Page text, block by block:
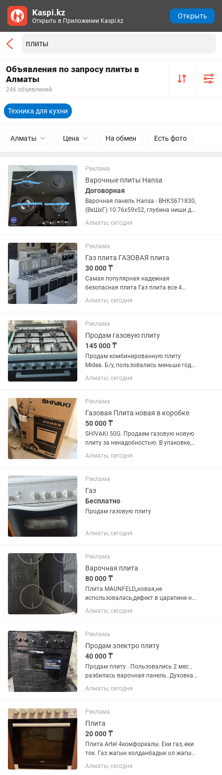
Объявления по запросу плиты в
Алматы
246 объявлений
Техника для кухни
Алматы Цена На обмен Есть фото
Реклама
Варочные плиты Hansa
Договорная
Варочная панель Hansa - BHKS671830,
(ВхШхГ) 10.76х59х52, глубина ниши для
встраивания 49 см, ширина 56 см, вес
Алматы, сегодня
Реклама
Газ плита ГАЗОВАЯ плита
30 000 ₸
Самая популярная надежная
безопасная плита Газ плита все 4
конфорки газовые, ДУХОВКА ГАЗОВАЯ
Все ИДЕАЛЬНОМ СОСТОЯНИЕ все
Алматы, сегодня
Реклама
Продам газовую плиту
145 000 ₸
Продам комбинированную плиту
Midea. Б/у, пользовались меньше года.
Плита в хорошем состоянии. Духовка
электрическая, имеется два противня и
Алматы, сегодня
Реклама
Газовая Плита новая в коробке
50 000 ₸
SHIVAKI 50G. Продаем газовую новую
плиту за ненадобностью. В упаковке,
не открывали. Самовывоз. Варочная
панель: газовая; Объем духовки: 65 л.;
механическое;...
Алматы, сегодня
Реклама
Газ
Бесплатно
Продам газовую плиту
Алматы, сегодня
Реклама
Варочная плита
80 000 ₸
Плита MAUNFELD,,новая,не
использовалась,дефект в царапине на
поверхности!
Алматы, сегодня
Реклама
Продам электро плиту
40 000 ₸
Продам плиту . Пользовались 2 мес ,
разбилась варочная панель. Духовка и
сама плита работают идеально, нужно
только заменить панель. Можно на
Алматы, сегодня
Реклама
Плита
20 000 ₸
Плита Artel 4комфоркалы. Еки газ, еки
ток. Газ жагын колданбадык ол жагы
жана, ток жагын колдандык бир
комфорка гана истейди, екиншисин
Алматы, сегодня
Kaspi.kz
Открыть в Приложении Kaspi.kz
Открыть